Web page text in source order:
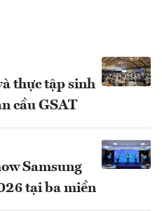
thực tập sinh
cầu GSAT
Samsung
tại ba miền